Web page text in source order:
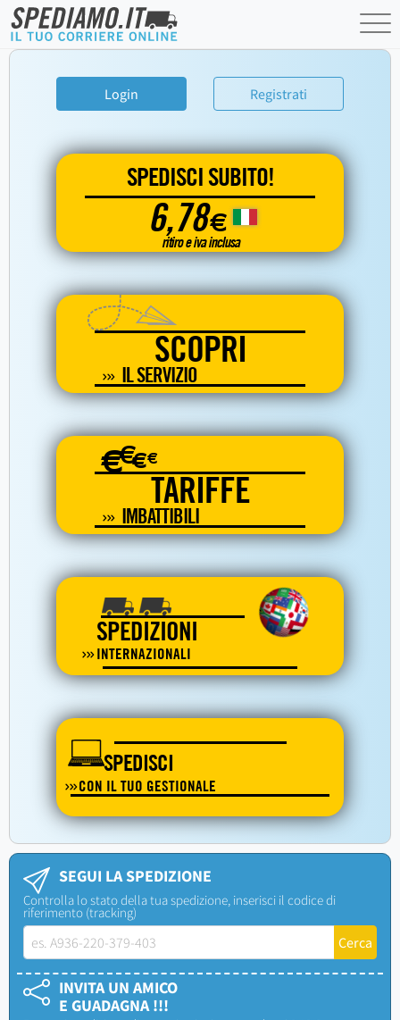
Login Registrati
SPEDISCI SUBITO!
6,78€
ritiro e iva inclusa
SCOPRI
IL SERVIZIO
€€€€
TARIFFE
IMBATTIBILI
SPEDIZIONI
INTERNAZIONALI
SPEDISCI
CON IL TUO GESTIONALE
SEGUI LA SPEDIZIONE
Controlla lo stato della tua spedizione, inserisci il codice di
riferimento (tracking)
INVITA UN AMICO
E GUADAGNA !!!